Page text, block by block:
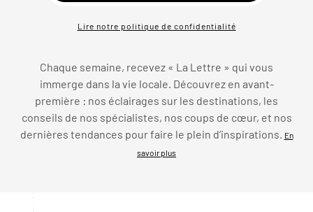
Lire notre politique de confidentialité
Chaque semaine, recevez « La Lettre » qui vous
immerge dans la vie locale. Découvrez en avant-
première : nos éclairages sur les destinations, les
conseils de nos spécialistes, nos coups de cœur, et nos
dernières tendances pour faire le plein d’inspirations.
En
savoir plus